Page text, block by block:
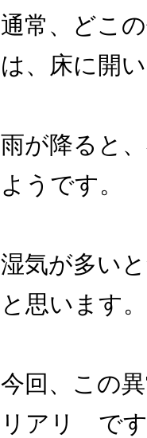
通常、どこ
は、床に開
雨が降ると
ようです。
湿気が多い
と思います。
今回、この
リアリ で